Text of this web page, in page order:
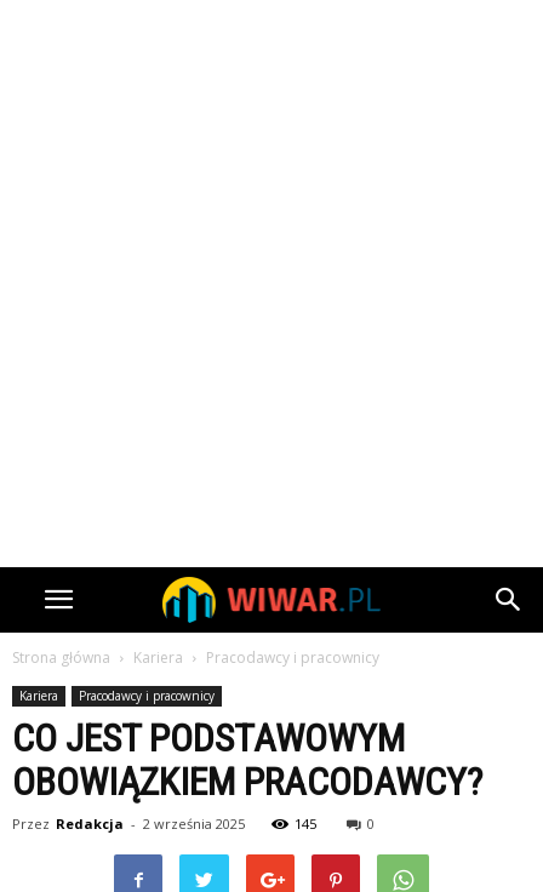
Strona główna Kariera Pracodawcy i pracownicy
Kariera Pracodawcy i pracownicy
CO JEST PODSTAWOWYM
OBOWIĄZKIEM PRACODAWCY?
Przez Redakcja - 2 września 2025 145 0